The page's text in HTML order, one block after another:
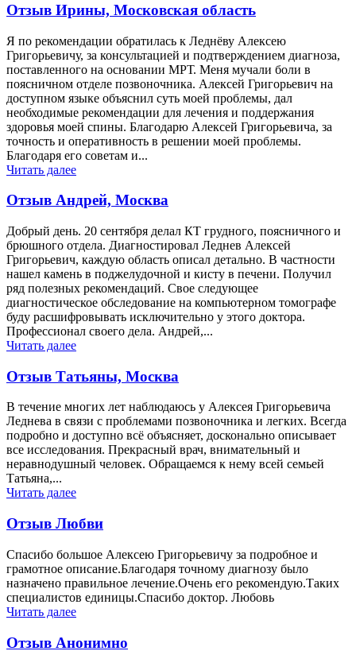
Отзыв Ирины, Московская область
Я по рекомендации обратилась к Леднёву Алексею
Григорьевичу, за консультацией и подтверждением диагноза,
поставленного на основании МРТ. Меня мучали боли в
поясничном отделе позвоночника. Алексей Григорьевич на
доступном языке объяснил суть моей проблемы, дал
необходимые рекомендации для лечения и поддержания
здоровья моей спины. Благодарю Алексей Григорьевича, за
точность и оперативность в решении моей проблемы.
Благодаря его советам и...
Читать далее
Отзыв Андрей, Москва
Добрый день. 20 сентября делал КТ грудного, поясничного и
брюшного отдела. Диагностировал Леднев Алексей
Григорьевич, каждую область описал детально. В частности
нашел камень в поджелудочной и кисту в печени. Получил
ряд полезных рекомендаций. Свое следующее
диагностическое обследование на компьютерном томографе
буду расшифровывать исключительно у этого доктора.
Профессионал своего дела. Андрей,...
Читать далее
Отзыв Татьяны, Москва
В течение многих лет наблюдаюсь у Алексея Григорьевича
Леднева в связи с проблемами позвоночника и легких. Всегда
подробно и доступно всё объясняет, досконально описывает
все исследования. Прекрасный врач, внимательный и
неравнодушный человек. Обращаемся к нему всей семьей
Татьяна,...
Читать далее
Отзыв Любви
Спасибо большое Алексею Григорьевичу за подробное и
грамотное описание.Благодаря точному диагнозу было
назначено правильное лечение.Очень его рекомендую.Таких
специалистов единицы.Спасибо доктор. Любовь
Читать далее
Отзыв Анонимно